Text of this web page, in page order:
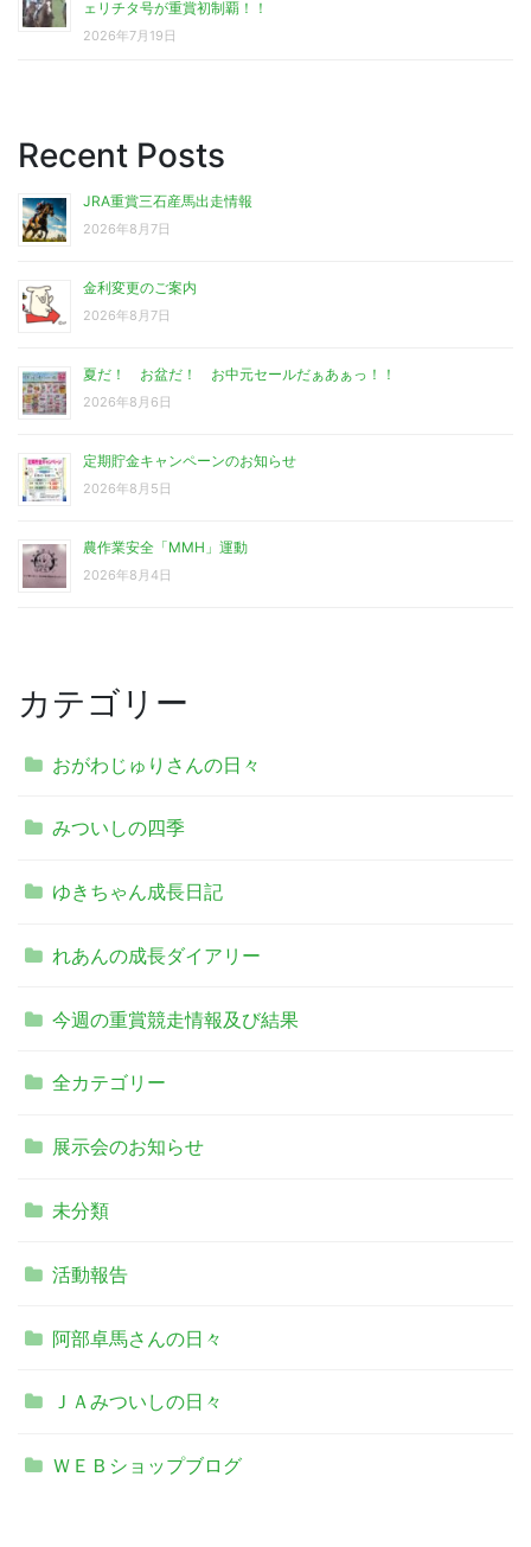
ェリチタ号が重賞初制覇！！
2026年7月19日
Recent Posts
JRA重賞三石産馬出走情報
2026年8月7日
金利変更のご案内
2026年8月7日
夏だ！ お盆だ！ お中元セールだぁあぁっ！！
2026年8月6日
定期貯金キャンペーンのお知らせ
2026年8月5日
農作業安全「MMH」運動
2026年8月4日
カテゴリー
おがわじゅりさんの日々
みついしの四季
ゆきちゃん成長日記
れあんの成長ダイアリー
今週の重賞競走情報及び結果
全カテゴリー
展示会のお知らせ
未分類
活動報告
阿部卓馬さんの日々
ＪＡみついしの日々
ＷＥＢショップブログ